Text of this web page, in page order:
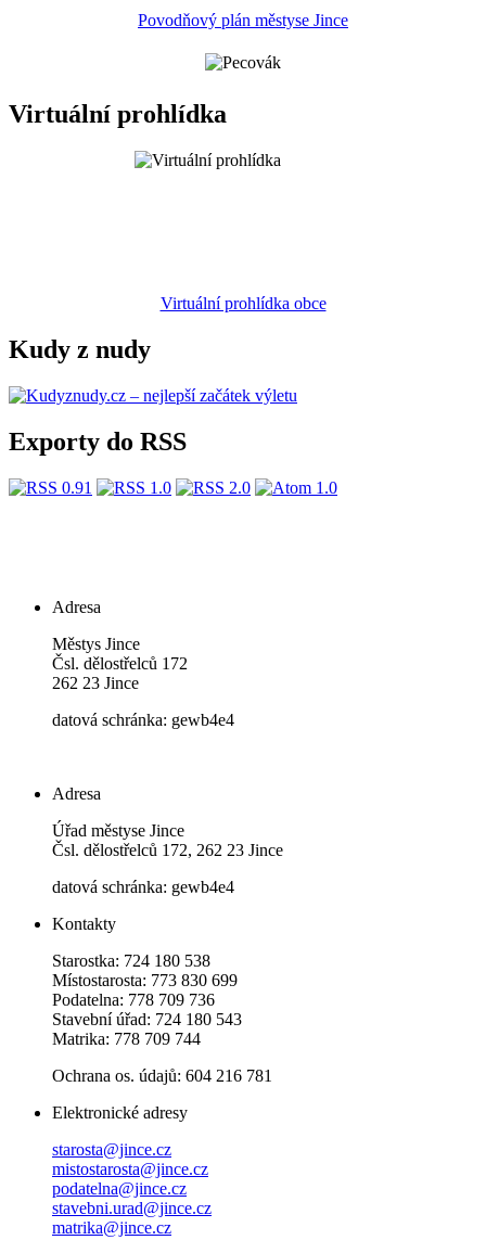
Povodňový plán městyse Jince
Virtuální prohlídka
Virtuální prohlídka obce
Kudy z nudy
Exporty do RSS
Adresa
Městys Jince
Čsl. dělostřelců 172
262 23 Jince
datová schránka: gewb4e4
Adresa
Úřad městyse Jince
Čsl. dělostřelců 172, 262 23 Jince
datová schránka: gewb4e4
Kontakty
Starostka: 724 180 538
Místostarosta: 773 830 699
Podatelna: 778 709 736
Stavební úřad: 724 180 543
Matrika: 778 709 744
Ochrana os. údajů: 604 216 781
Elektronické adresy
starosta@jince.cz
mistostarosta@jince.cz
podatelna@jince.cz
stavebni.urad@jince.cz
matrika@jince.cz